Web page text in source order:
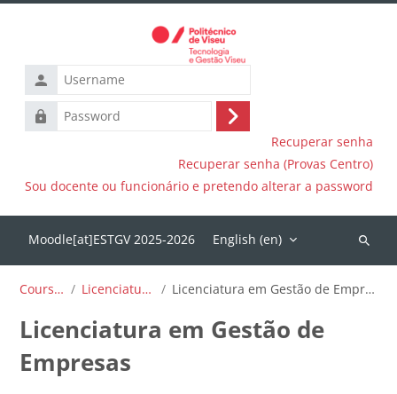
Username
Password
Log
Recuperar senha
Recuperar senha (Provas Centro)
Sou docente ou funcionário e pretendo alterar a password
English ‎(en)‎
Search
Courses Licenciaturas Licenciatura em Gestão de Empresas
Licenciatura em Gestão de
Empresas